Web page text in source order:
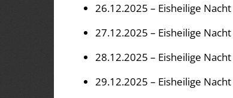
26.12.2025 – Eisheilige
27.12.2025 – Eisheilige
28.12.2025 – Eisheilige
29.12.2025 – Eisheilige